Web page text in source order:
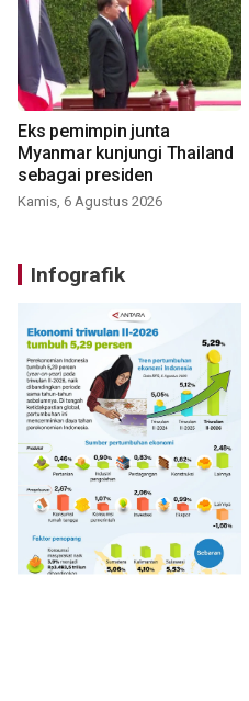
Eks pemimpin junta
Myanmar kunjungi Thailand
sebagai presiden
Kamis, 6 Agustus 2026
Infografik